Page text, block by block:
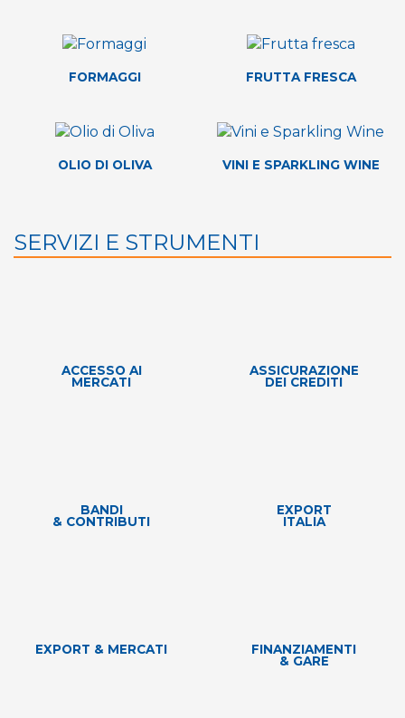
FORMAGGI FRUTTA FRESCA
OLIO DI OLIVA VINI E SPARKLING WINE
SERVIZI E STRUMENTI
ACCESSO AI
MERCATI
ASSICURAZIONE
DEI CREDITI
BANDI
& CONTRIBUTI
EXPORT
ITALIA
EXPORT & MERCATI
FINANZIAMENTI
& GARE